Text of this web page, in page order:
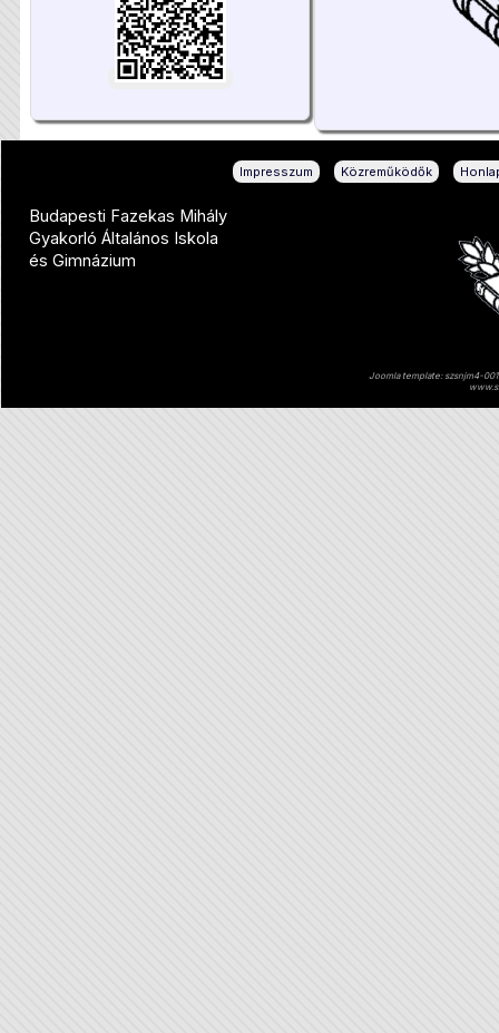
Impresszum Közreműködők
Budapesti Fazekas Mihály
Gyakorló Általános Iskola
és Gimnázium
Joomla template: szsnjm4-